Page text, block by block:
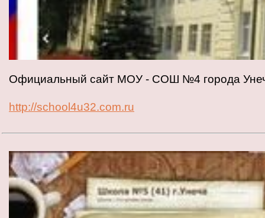
Официальный сайт МОУ - СОШ №4 города
http://school4u32.com.ru